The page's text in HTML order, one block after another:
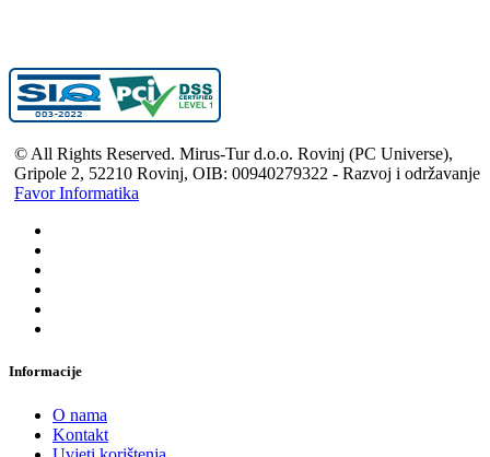
© All Rights Reserved. Mirus-Tur d.o.o. Rovinj (PC Universe),
Gripole 2, 52210 Rovinj, OIB: 00940279322 - Razvoj i održavanje
Favor Informatika
Informacije
O nama
Kontakt